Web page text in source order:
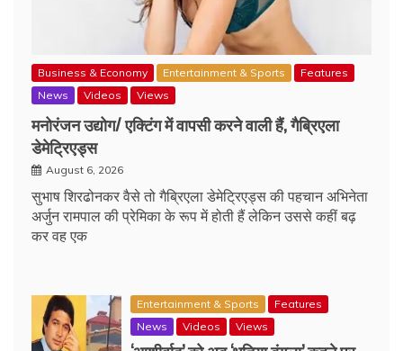
Business & Economy Entertainment & Sports
Features
News
Videos Views
मनोरंजन उद्योग/ एक्टिंग में वापसी करने वाली हैं, गैब्रिएला
डेमेट्रिएड्स
August 6, 2026
सुभाष शिरढोनकर वैसे तो गैब्रिएला डेमेट्रिएड्स की पहचान अभिनेता
अर्जुन रामपाल की प्रेमिका के रूप में होती हैं लेकिन उससे कहीं बढ़
कर वह एक
Entertainment & Sports
Features
News
Videos Views